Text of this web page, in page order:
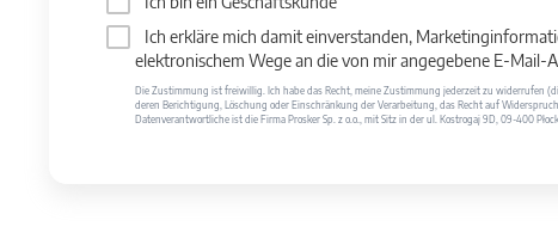
Ich erkläre mich damit einverstanden,
elektronischem Wege an die von mir angegebene E-Mail-
Die Zustimmung ist freiwillig. Ich habe das Recht, meine Zustimmung jederzeit zu widerrufen
deren Berichtigung, Löschung oder Einschränkung der Verarbeitung, das Recht auf
Datenverantwortliche ist die Firma Prosker Sp. z o.o., mit Sitz in der ul. Kostrogaj 9D, 09-400